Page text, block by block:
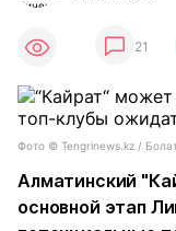
21
Фото ©️ Tengrinews.kz /
Алматинский
основной этап